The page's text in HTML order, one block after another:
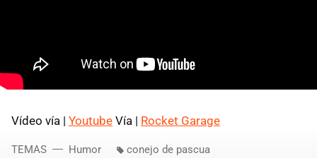
Vídeo vía | Youtube Vía | Rocket Garage
TEMAS Humor conejo de pascua